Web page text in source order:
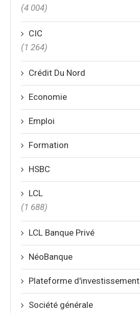
(4 004)
CIC
(1 264)
Crédit Du Nord
Economie
Emploi
Formation
HSBC
LCL
(1 688)
LCL Banque Privé
NéoBanque
Plateforme d'investissement
Société générale